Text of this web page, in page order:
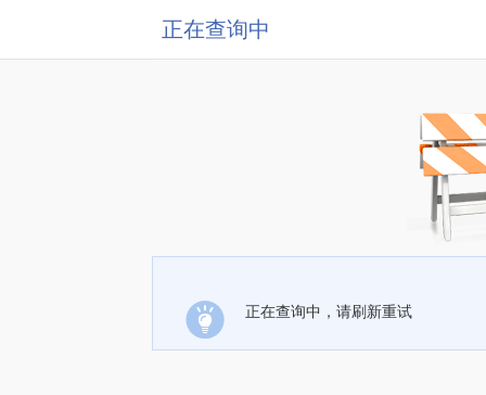
正在查询中
正在查询中，请刷新重试